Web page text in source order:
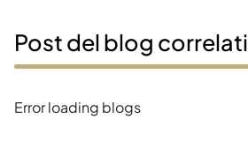
Post del blog correlati
Error loading blogs